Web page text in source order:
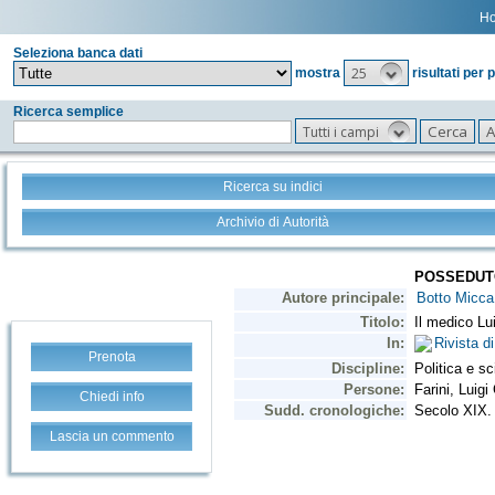
Seleziona banca dati
mostra
25 risultati per
Ricerca semplice
Tutti i campi
Ricerca su indici
Archivio di Autorità
Prenota
Chiedi info
Lascia un commento